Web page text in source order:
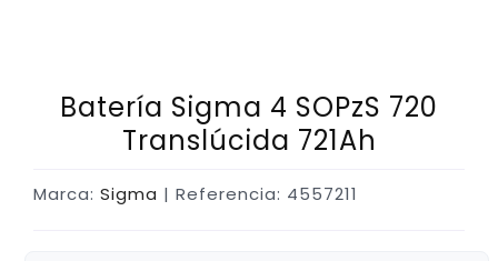
Batería Sigma 4 SOPzS 720
Translúcida 721Ah
Marca: Sigma | Referencia: 4557211